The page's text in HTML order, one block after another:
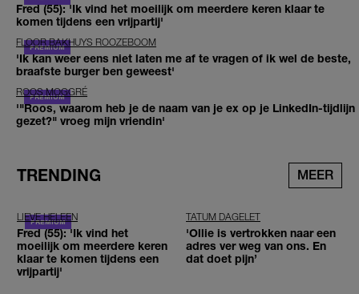
Fred (55): 'Ik vind het moeilijk om meerdere keren klaar te
komen tijdens een vrijpartij'
FLOOR BAKHUYS ROOZEBOOM
'Ik kan weer eens niet laten me af te vragen of ik wel de beste,
braafste burger ben geweest'
ROOS MOGGRÉ
'"Roos, waarom heb je de naam van je ex op je LinkedIn-tijdlijn
gezet?" vroeg mijn vriendin'
TRENDING MEER
LIEVE HELEEN
Fred (55): 'Ik vind het
moeilijk om meerdere keren
klaar te komen tijdens een
vrijpartij'
TATUM DAGELET
'Ollie is vertrokken naar een
adres ver weg van ons. En
dat doet pijn’